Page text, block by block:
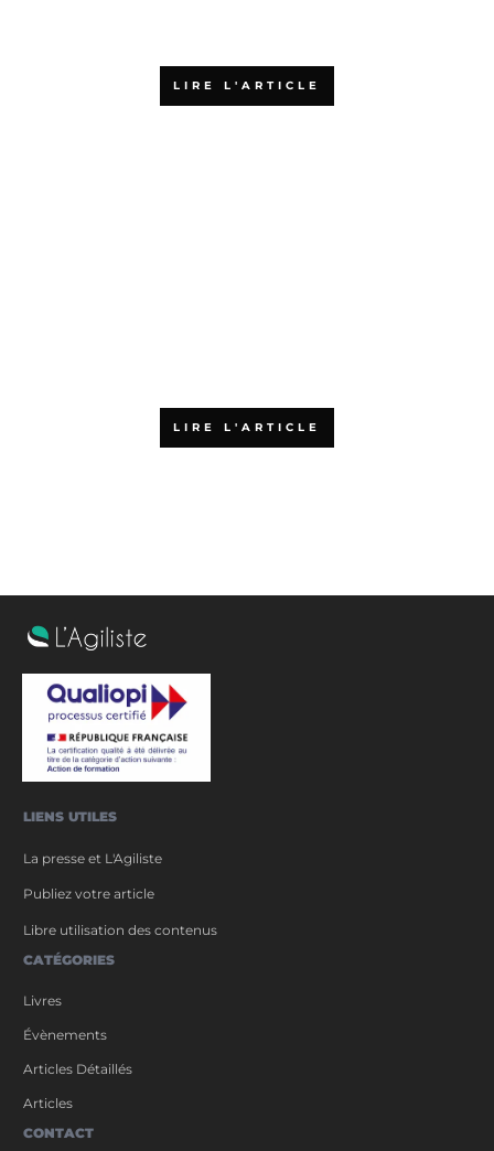
LIRE L'ARTICLE
LIRE L'ARTICLE
LIENS UTILES
La presse et L'Agiliste
Publiez votre article
Libre utilisation des contenus
CATÉGORIES
Livres
Évènements
Articles Détaillés
Articles
CONTACT